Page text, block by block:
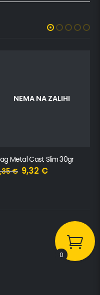
NEMA NA ZALIHI
Metal Cast Slim 30gr
€ 9,32 €
0